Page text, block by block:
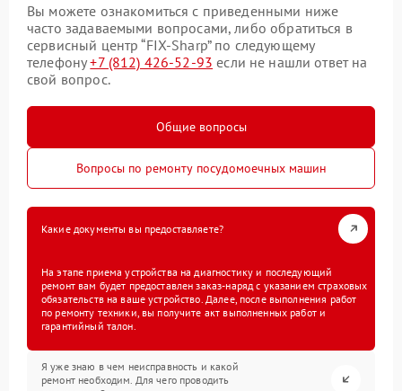
Вы можете ознакомиться с приведенными ниже
часто задаваемыми вопросами, либо обратиться в
сервисный центр “FIX-Sharp” по следующему
телефону+7 (812) 426-52-93 если не нашли ответ на
свой вопрос.
Общие вопросы
Вопросы по ремонту посудомоечных машин
Какие документы вы предоставляете?
На этапе приема устройства на диагностику и последующий
ремонт вам будет предоставлен заказ-наряд с указанием страховых
обязательств на ваше устройство. Далее, после выполнения работ
по ремонту техники, вы получите акт выполненных работ и
гарантийный талон.
Я уже знаю в чем неисправность и какой
ремонт необходим. Для чего проводить